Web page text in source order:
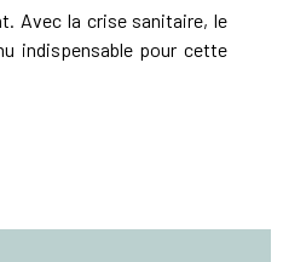
Avec la crise sanitaire, le
indispensable pour cette